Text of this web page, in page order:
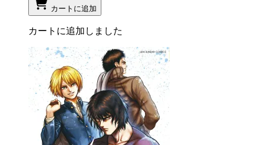
カートに追加
カートに追加しました